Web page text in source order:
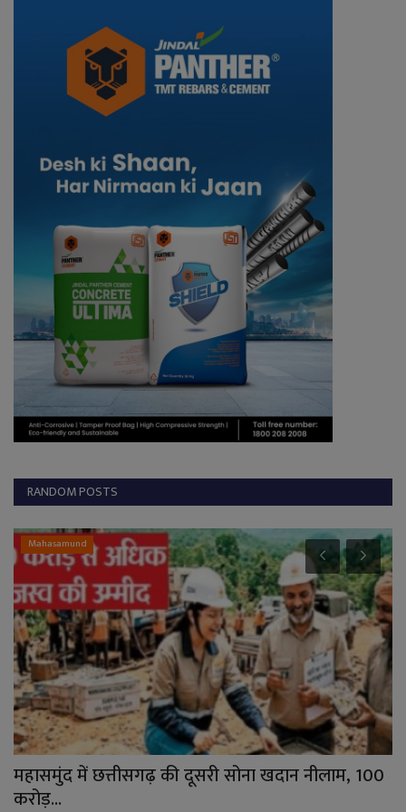
RANDOM POSTS
Mahasamund
महासमुंद में छत्तीसगढ़ की दूसरी सोना खदान नीलाम, 100
करोड़...